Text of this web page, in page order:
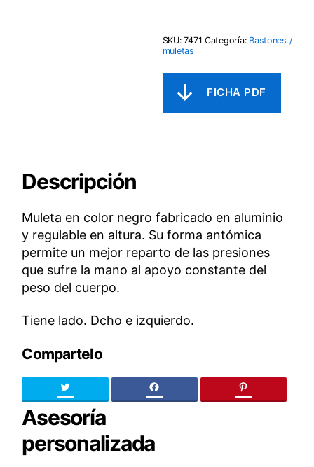
SKU:7471 Categoría: Bastones /
muletas
Descripción
Muleta en color negro fabricado en aluminio
y regulable en altura. Su forma antómica
permite un mejor reparto de las presiones
que sufre la mano al apoyo constante del
peso del cuerpo.
Tiene lado. Dcho e izquierdo.
Compartelo
Twitter facebook pinteres
Asesoría
personalizada